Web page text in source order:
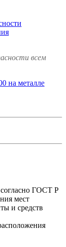
всем
согласно ГОСТ Р
мест
и средств